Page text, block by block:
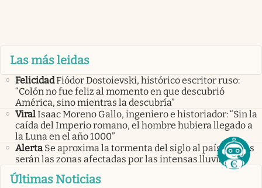
Las más leidas
FelicidadFiódor Dostoievski, histórico escritor ruso:
“Colón no fue feliz al momento en que descubrió
América, sino mientras la descubría”
ViralIsaac Moreno Gallo, ingeniero e historiador: “Sin la
caída del Imperio romano, el hombre hubiera llegado a
la Luna en el año 1000”
Alerta Se aproxima la tormenta del siglo al país. Cuáles
serán las zonas afectadas por las intensas lluvias
Últimas Noticias